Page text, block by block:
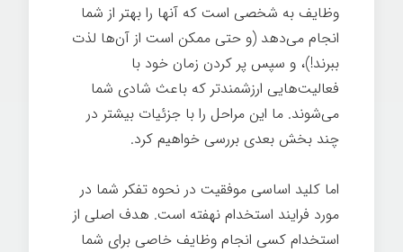
وظایف به شخصی است که آنها را بهتر از شما
انجام می‌دهد (و حتی ممکن است از آن‌ها لذت
ببرند!)، و سپس پر کردن زمان خود با
فعالیت‌هایی ارزشمندتر که باعث شادی شما
می‌شوند. ما این مراحل را با جزئیات بیشتر در
چند بخش بعدی بررسی خواهیم کرد.
اما کلید اساسی موفقیت در نحوه تفکر شما در
مورد فرایند استخدام نهفته است. هدف اصلی از
استخدام کسی انجام وظایف خاصی برای شما